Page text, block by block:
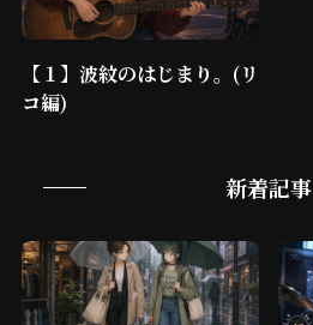
【１】波紋のはじまり。(リ
コ編)
新着記事